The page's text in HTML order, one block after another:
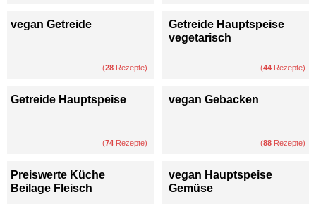
vegan Getreide
(28 Rezepte)
Getreide Hauptspeise
vegetarisch
(44 Rezepte)
Getreide Hauptspeise
(74 Rezepte)
vegan Gebacken
(88 Rezepte)
Preiswerte Küche
Beilage Fleisch
vegan Hauptspeise
Gemüse